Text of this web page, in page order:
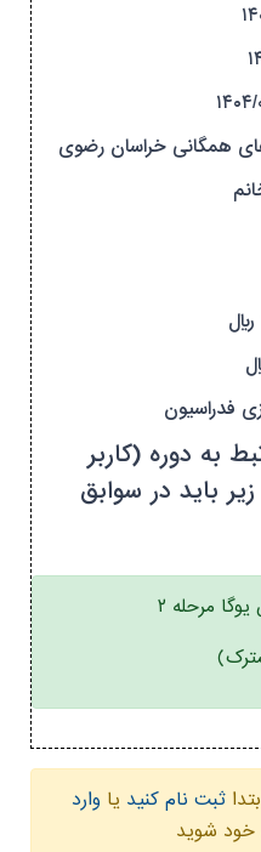
۱۷
همگانی خراسان رضوی
فدراسیون
به دوره (کاربر
باید در سوابق
مرحله ۲
ثبت نام کنید یا وارد
خود شوید